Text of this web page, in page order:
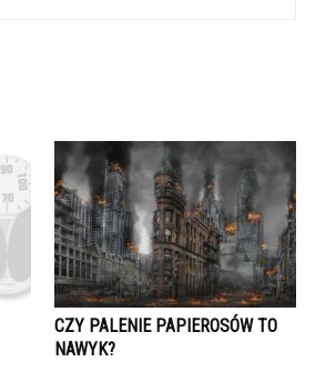
CZY PALENIE PAPIEROSÓW TO
NAWYK?